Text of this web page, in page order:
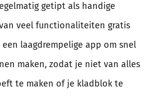
getipt als handige
veel functionaliteiten gratis
een laagdrempelige app om snel
maken, zodat je niet van alles
te maken of je kladblok te